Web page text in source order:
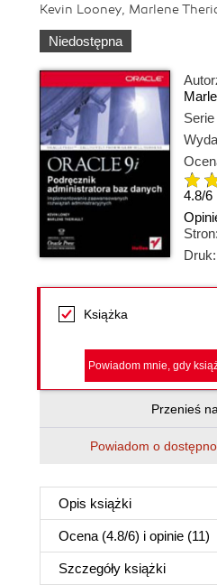
Kevin Looney, Marlene
Niedostępna
4.8/6
Stron:
Druk:
Książka
Powiadom mnie, gdy
Przenieś
Powiadom o
Opis książki
Ocena (4.8/6) i opinie (11)
Szczegóły książki